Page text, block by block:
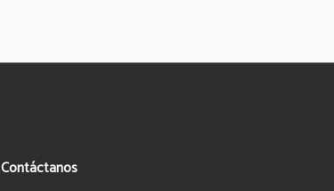
Contáctanos